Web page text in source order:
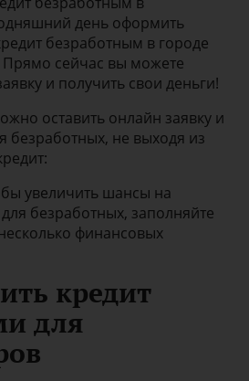
день оформить
безработным в городе
сейчас вы можете
и получить свои деньги!
оставить онлайн заявку и
безработных, не выходя из
увеличить шансы на
безработных, заполняйте
финансовых
кредит
для